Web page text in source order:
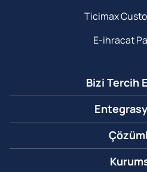
Ticimax
E-ihracat
Bizi Tercih